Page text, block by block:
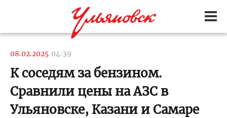
08.02.2025 04:39
К соседям за бензином.
Сравнили цены на АЗС в
Ульяновске, Казани и Самаре